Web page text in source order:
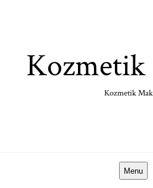
Kozmetik
Kozmetik
Menu